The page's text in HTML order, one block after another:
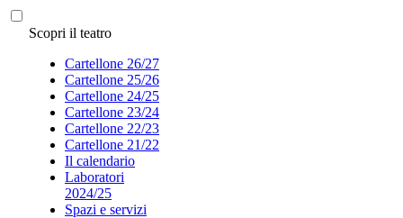
Scopri il teatro
Cartellone 26/27
Cartellone 25/26
Cartellone 24/25
Cartellone 23/24
Cartellone 22/23
Cartellone 21/22
Il calendario
Laboratori
2024/25
Spazi e servizi